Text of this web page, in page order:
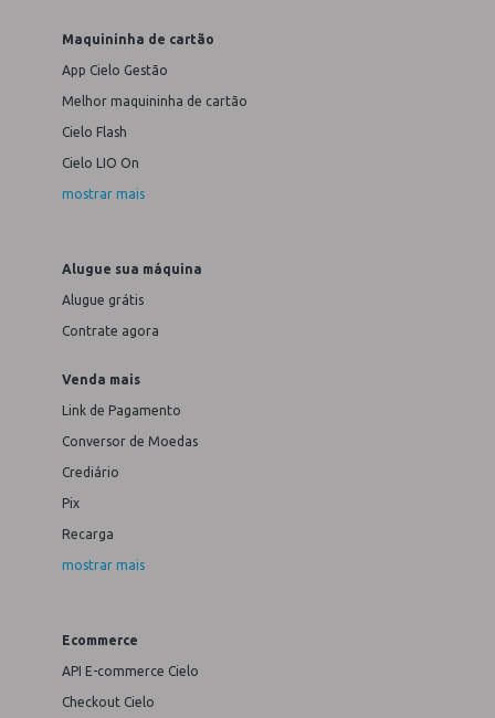
Maquininha de cartão
App Cielo Gestão
Melhor maquininha de cartão
Cielo Flash
Cielo LIO On
mostrar mais
Alugue sua máquina
Alugue grátis
Contrate agora
Venda mais
Link de Pagamento
Conversor de Moedas
Crediário
Pix
Recarga
mostrar mais
Ecommerce
API E-commerce Cielo
Checkout Cielo